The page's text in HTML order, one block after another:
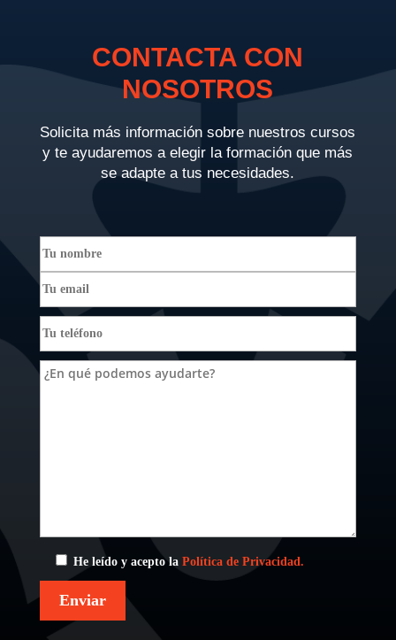
CONTACTA CON
NOSOTROS
Solicita más información sobre nuestros cursos
y te ayudaremos a elegir la formación que más
se adapte a tus necesidades.
He leído y acepto la Política de Privacidad.